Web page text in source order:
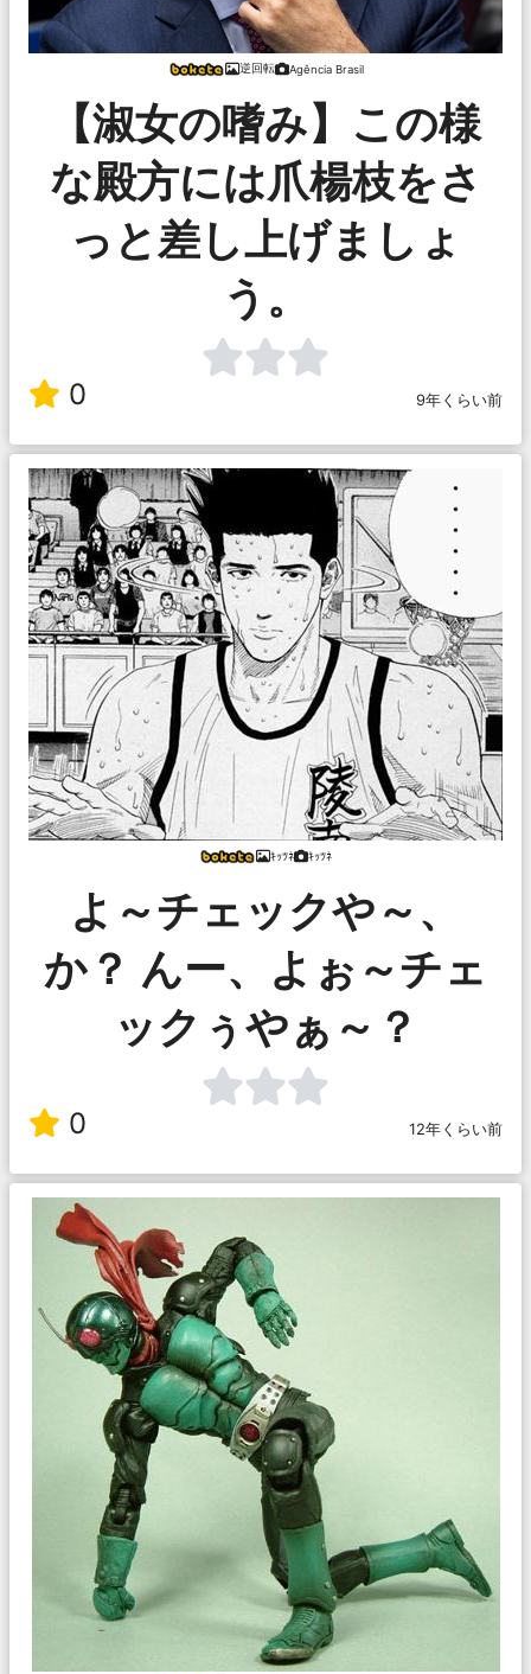
逆回転 Agência Brasil
【淑女の嗜み】この様
な殿方には爪楊枝をさ
っと差し上げましょ
う。
0 9年くらい前
ｷｯﾂﾈ ｷｯﾂﾈ
よ～チェックや～、
か？ んー、よぉ～チェ
ックぅやぁ～？
0 12年くらい前